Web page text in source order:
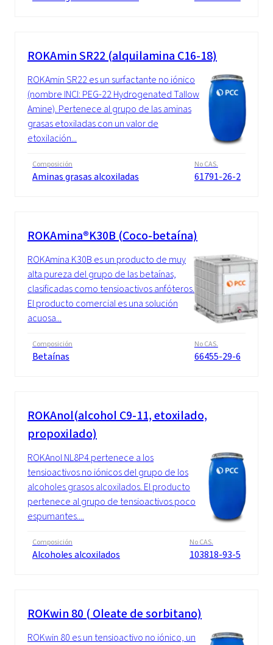
ROKAmin SR22 (alquilamina C16-18)
ROKAmin SR22 es un surfactante no iónico
(nombre INCI: PEG-22 Hydrogenated Tallow
Amine). Pertenece al grupo de las aminas
grasas etoxiladas con un valor de
etoxilación...
Composición
Aminas grasas alcoxiladas
No CAS.
61791-26-2
ROKAmina®K30B (Coco-betaína)
ROKAmina K30B es un producto de muy
alta pureza del grupo de las betaínas,
clasificadas como tensioactivos anfóteros.
El producto comercial es una solución
acuosa...
Composición
Betaínas
No CAS.
66455-29-6
ROKAnol(alcohol C9-11, etoxilado,
propoxilado)
ROKAnol NL8P4 pertenece a los
tensioactivos no iónicos del grupo de los
alcoholes grasos alcoxilados. El producto
pertenece al grupo de tensioactivos poco
espumantes....
Composición
Alcoholes alcoxilados
No CAS.
103818-93-5
ROKwin 80 ( Oleate de sorbitano)
ROKwin 80 es un tensioactivo no iónico, un